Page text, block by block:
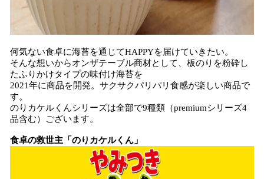
何気ない食卓に海苔を通じてHAPPYを届けていきたい。
そんな想いからオンザテーブル商材として、板のりを粉砕し
たふりかけタイプの味付け海苔を
2021年に商品を開発。サクサクパリパリ食感が楽しい商品で
す。
のりカケルくんシリーズは全部で9種類（premiumシリーズ4
品含む）ございます。
食卓の救世主「のりカケルくん」